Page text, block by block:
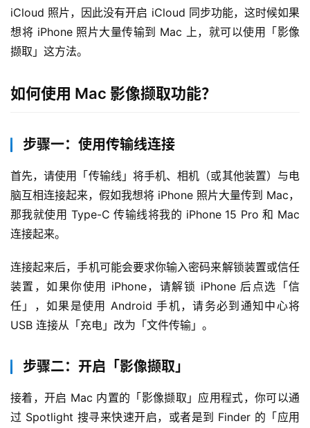
iCloud 照片，因此没有开启 iCloud 同步功能，这时候如果
想将 iPhone 照片大量传输到 Mac 上，就可以使用「影像
撷取」这方法。
如何使用 Mac 影像撷取功能？
步骤一：使用传输线连接
首先，请使用「传输线」将手机、相机（或其他装置）与电
脑互相连接起来，假如我想将 iPhone 照片大量传到 Mac，
那我就使用 Type-C 传输线将我的 iPhone 15 Pro 和 Mac
连接起来。
连接起来后，手机可能会要求你输入密码来解锁装置或信任
装置，如果你使用 iPhone，请解锁 iPhone 后点选「信
任」，如果是使用 Android 手机，请务必到通知中心将
USB 连接从「充电」改为「文件传输」。
步骤二：开启「影像撷取」
接着，开启 Mac 内置的「影像撷取」应用程式，你可以通
过 Spotlight 搜寻来快速开启，或者是到 Finder 的「应用